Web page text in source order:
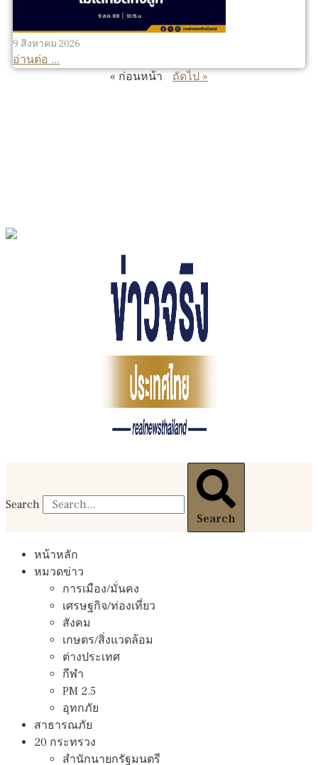
9 สิงหาคม 2026
อ่านต่อ ...
« ก่อนหน้า
ถัดไป »
Search
Search
หน้าหลัก
หมวดข่าว
การเมือง/มั่นคง
เศรษฐกิจ/ท่องเที่ยว
สังคม
เกษตร/สิ่งแวดล้อม
ต่างประเทศ
กีฬา
PM 2.5
อุทกภัย
สาธารณภัย
20 กระทรวง
สํานักนายกรัฐมนตรี